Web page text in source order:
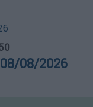
08/2026